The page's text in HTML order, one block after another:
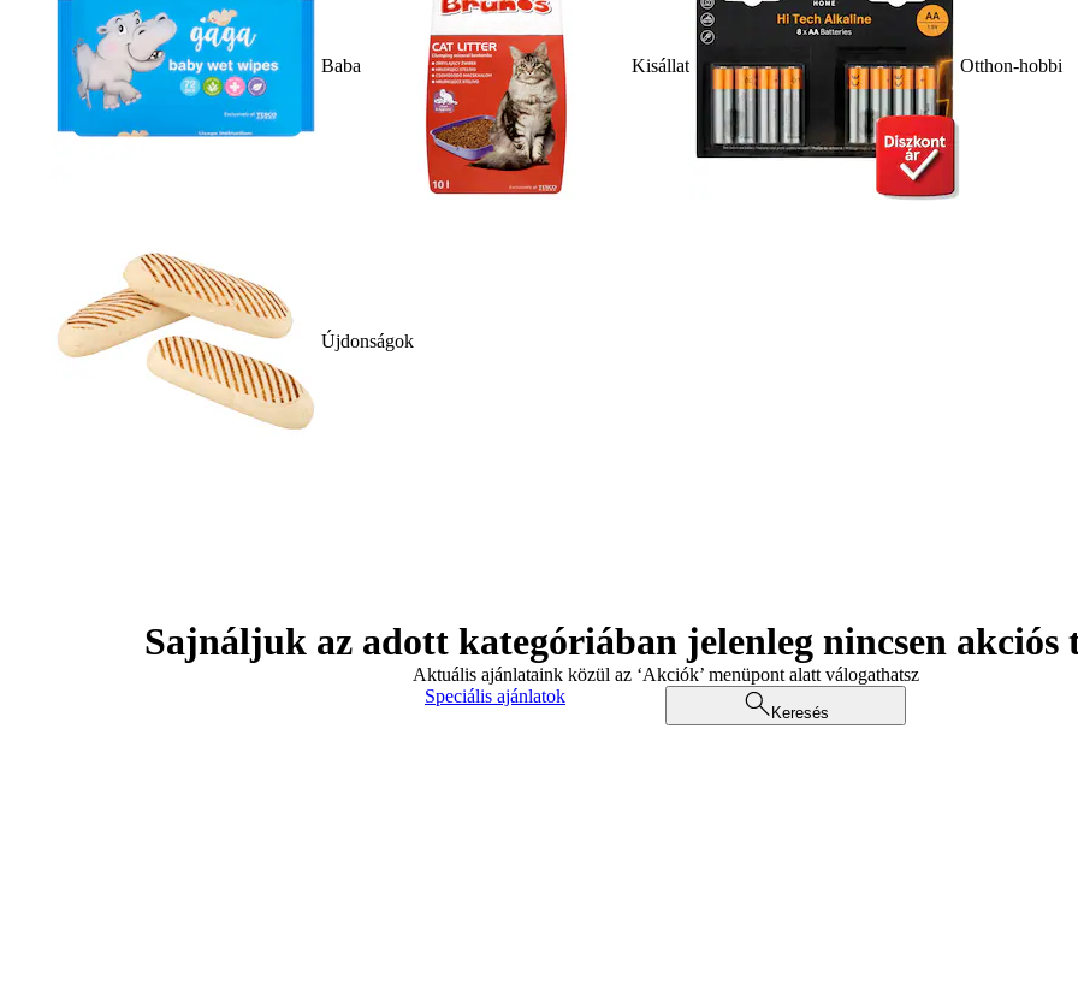
Baba Kisállat Otthon-hobbi
Újdonságok
Sajnáljuk az adott kategóriában jelenleg nincsen akciós
Aktuális ajánlataink közül az ‘Akciók’ menüpont alatt válogathatsz
Speciális ajánlatok
Keresés